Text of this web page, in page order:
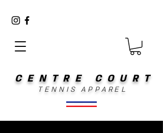
CENTRE COURT
TENNIS APPAREL